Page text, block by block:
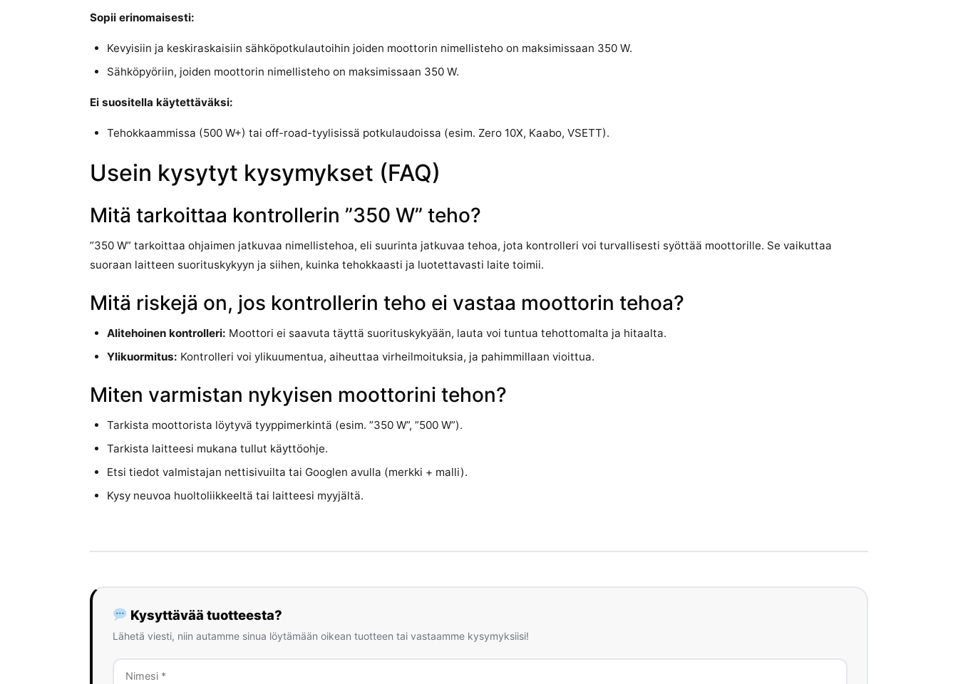
Sopii erinomaisesti:
Kevyisiin ja keskiraskaisiin sähköpotkulautoihin joiden moottorin nimellisteho on maksimissaan 350 W.
Sähköpyöriin, joiden moottorin nimellisteho on maksimissaan 350 W.
Ei suositella käytettäväksi:
Tehokkaammissa (500 W+) tai off-road-tyylisissä potkulaudoissa (esim. Zero 10X, Kaabo, VSETT).
Usein kysytyt kysymykset (FAQ)
Mitä tarkoittaa kontrollerin ”350 W” teho?
”350 W” tarkoittaa ohjaimen jatkuvaa nimellistehoa, eli suurinta jatkuvaa tehoa, jota kontrolleri voi turvallisesti syöttää moottorille. Se vaikuttaa
suoraan laitteen suorituskykyyn ja siihen, kuinka tehokkaasti ja luotettavasti laite toimii.
Mitä riskejä on, jos kontrollerin teho ei vastaa moottorin tehoa?
Alitehoinen kontrolleri: Moottori ei saavuta täyttä suorituskykyään, lauta voi tuntua tehottomalta ja hitaalta.
Ylikuormitus: Kontrolleri voi ylikuumentua, aiheuttaa virheilmoituksia, ja pahimmillaan vioittua.
Miten varmistan nykyisen moottorini tehon?
Tarkista moottorista löytyvä tyyppimerkintä (esim. ”350 W”, ”500 W”).
Tarkista laitteesi mukana tullut käyttöohje.
Etsi tiedot valmistajan nettisivuilta tai Googlen avulla (merkki + malli).
Kysy neuvoa huoltoliikkeeltä tai laitteesi myyjältä.
Kysyttävää tuotteesta?
Lähetä viesti, niin autamme sinua löytämään oikean tuotteen tai vastaamme kysymyksiisi!